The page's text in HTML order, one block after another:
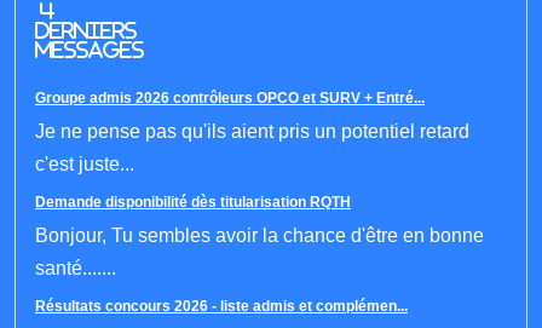
4
derniers
messages
Groupe admis 2026 contrôleurs OPCO et SURV + Entré...
Je ne pense pas qu'ils aient pris un potentiel retard
c'est juste...
Demande disponibilité dès titularisation RQTH
Bonjour, Tu sembles avoir la chance d'être en bonne
santé.......
Résultats concours 2026 - liste admis et complémen...